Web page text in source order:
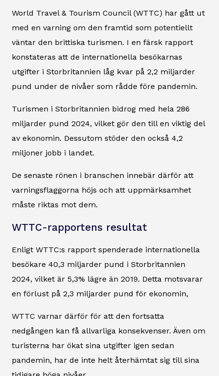
World Travel & Tourism Council (WTTC) har gått ut
med en varning om den framtid som potentiellt
väntar den brittiska turismen. I en färsk rapport
konstateras att de internationella besökarnas
utgifter i Storbritannien låg kvar på 2,2 miljarder
pund under de nivåer som rådde före pandemin.
Turismen i Storbritannien bidrog med hela 286
miljarder pund 2024, vilket gör den till en viktig del
av ekonomin. Dessutom stöder den också 4,2
miljoner jobb i landet.
De senaste rönen i branschen innebär därför att
varningsflaggorna höjs och att uppmärksamhet
måste riktas mot dem.
WTTC-rapportens resultat
Enligt WTTC:s rapport spenderade internationella
besökare 40,3 miljarder pund i Storbritannien
2024, vilket är 5,3% lägre än 2019. Detta motsvarar
en förlust på 2,3 miljarder pund för ekonomin,
WTTC varnar därför för att den fortsatta
nedgången kan få allvarliga konsekvenser. Även om
turisterna har ökat sina utgifter igen sedan
pandemin, har de inte helt återhämtat sig till sina